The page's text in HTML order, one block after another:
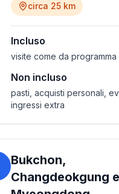
circa 25 km
Incluso
visite come da programma
Non incluso
pasti, acquisti personali,
ingressi extra
Bukchon,
Changdeokgung e